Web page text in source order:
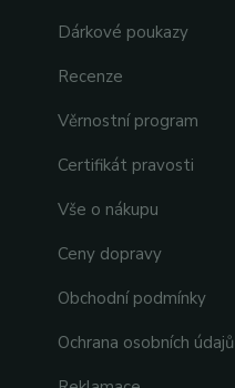
Dárkové poukazy
Recenze
Věrnostní program
Certifikát pravosti
Vše o nákupu
Ceny dopravy
Obchodní podmínky
Ochrana osobních údajů